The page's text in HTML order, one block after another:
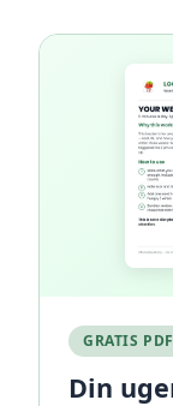
GRATIS
Din